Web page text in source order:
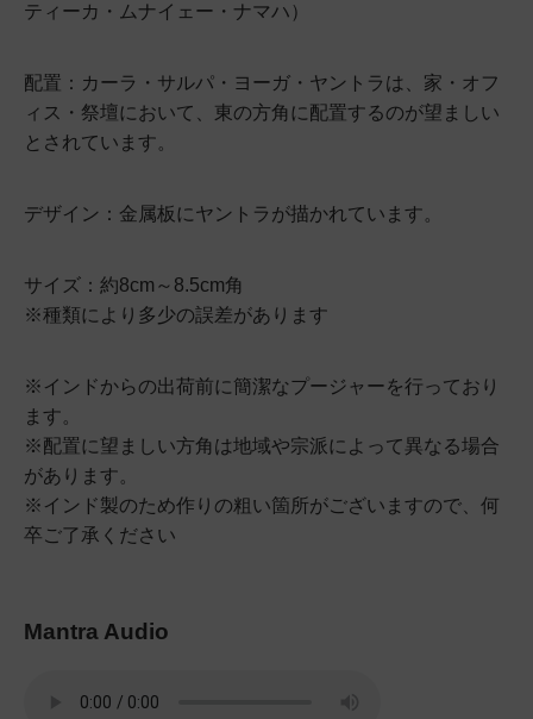
ティーカ・ムナイェー・ナマハ）
配置：カーラ・サルパ・ヨーガ・ヤントラは、家・オフ
ィス・祭壇において、東の方角に配置するのが望ましい
とされています。
デザイン：金属板にヤントラが描かれています。
サイズ：約8cm～8.5cm角
※種類により多少の誤差があります
※インドからの出荷前に簡潔なプージャーを行っており
ます。
※配置に望ましい方角は地域や宗派によって異なる場合
があります。
※インド製のため作りの粗い箇所がございますので、何
卒ご了承ください
Mantra Audio